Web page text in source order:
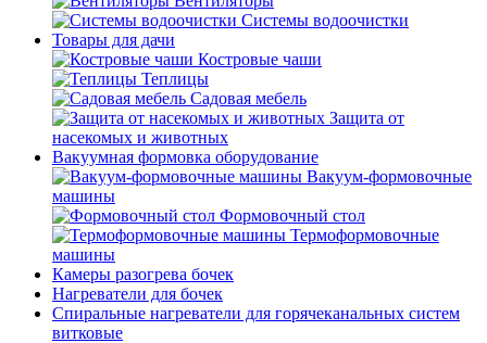
Системы водоочистки
Товары для дачи
Костровые чаши
Теплицы
Садовая мебель
Защита от
насекомых и животных
Вакуумная формовка оборудование
Вакуум-формовочные
машины
Формовочный стол
Термоформовочные
машины
Камеры разогрева бочек
Нагреватели для бочек
Спиральные нагреватели для горячеканальных систем
витковые